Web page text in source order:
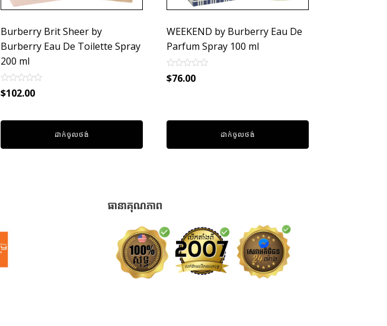
Burberry Brit Sheer by
Burberry Eau De Toilette Spray
200 ml
Rated
0
5
$102.00
ដាក់ចូលថង់
WEEKEND by Burberry Eau De
Parfum Spray 100 ml
Rated
0
$76.00
ដាក់ចូលថង់
ធានាគុណភាព